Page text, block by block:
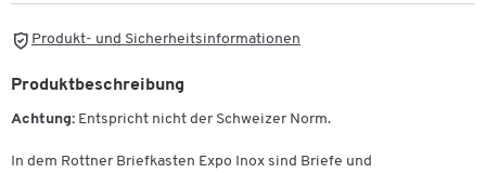
Produkt- und Sicherheitsinformationen
Produktbeschreibung
Achtung: Entspricht nicht der Schweizer Norm.
In dem Rottner Briefkasten Expo Inox sind Briefe und